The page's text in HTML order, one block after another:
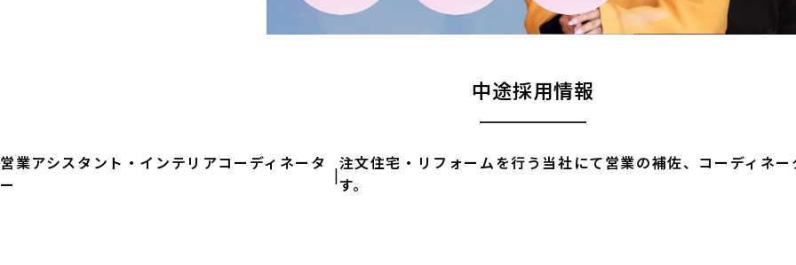
中途採用情報
営業アシスタント・インテリアコーディネータ
ー
|
注文住宅・リフォームを行う当社にて営業の補佐、コーディネ
す。